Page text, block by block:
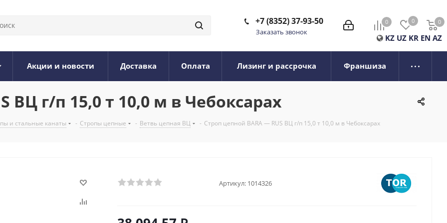
0 0 0
0
KZ UZ KR EN AZ
+7 (8352) 37-93-50
Заказать звонок
Акции и новости Доставка Оплата Лизинг и рассрочка Франшиза
ВЦ г/п 15,0 т 10,0 м в Чебоксарах
и стальные канаты - Стропы цепные - Ветвь цепная ВЦ - Строп цепной BARA — RUS ВЦ г/п 15,0 т 10,0 м в Чебоксарах
Артикул: 1014326